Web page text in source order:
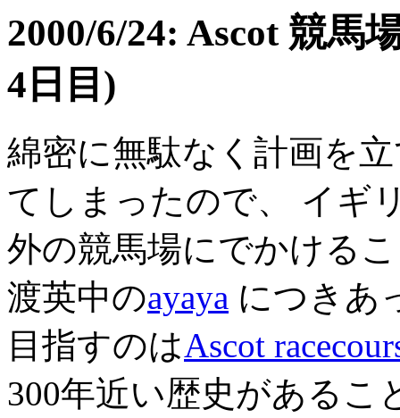
2000/6/24: Ascot 競馬
4日目)
綿密に無駄なく計画を
てしまったので、 イギ
外の競馬場にでかける
渡英中のayaya につきあ
目指すのはAscot
300年近い歴史があるこ